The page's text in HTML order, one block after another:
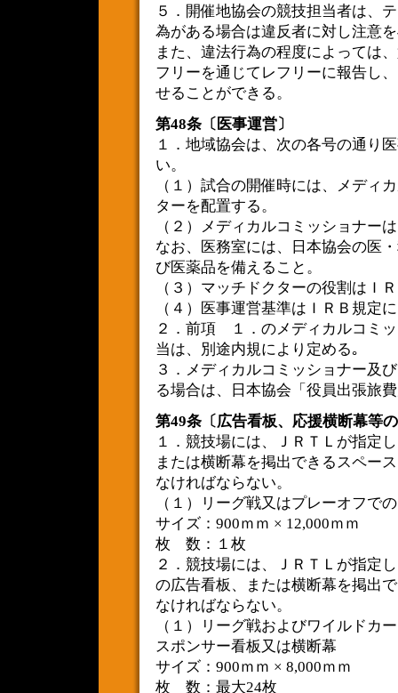
５．開催地協会の競技担当者は、
為がある場合は違反者に対し注意
また、違法行為の程度によっては
フリーを通じてレフリーに報告し
せることができる。
第48条〔医事運営〕
１．地域協会は、次の各号の通り
い。
（１）試合の開催時には、メディ
ターを配置する。
（２）メディカルコミッショナー
なお、医務室には、日本協会の医
び医薬品を備えること。
（３）マッチドクターの役割はＩ
（４）医事運営基準はＩＲＢ規定
２．前項 １．のメディカルコミ
当は、別途内規により定める｡
３．メディカルコミッショナー及
る場合は、日本協会「役員出張旅
第49条〔広告看板、応援横断幕等
１．競技場には、ＪＲＴＬが指定
または横断幕を掲出できるスペー
なければならない。
（１）リーグ戦又はプレーオフで
サイズ：900ｍｍ × 12,000ｍｍ
枚 数：１枚
２．競技場には、ＪＲＴＬが指定
の広告看板、または横断幕を掲出
なければならない。
（１）リーグ戦およびワイルドカ
スポンサー看板又は横断幕
サイズ：900ｍｍ × 8,000ｍｍ
枚 数：最大24枚